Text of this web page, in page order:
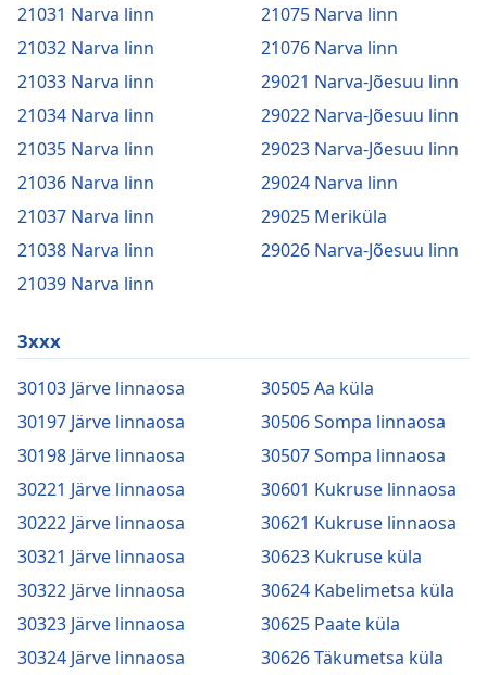
21031 Narva linn
21032 Narva linn
21033 Narva linn
21034 Narva linn
21035 Narva linn
21036 Narva linn
21037 Narva linn
21038 Narva linn
21039 Narva linn
21075 Narva linn
21076 Narva linn
29021 Narva-Jõesuu linn
29022 Narva-Jõesuu linn
29023 Narva-Jõesuu linn
29024 Narva linn
29025 Meriküla
29026 Narva-Jõesuu linn
3xxx
30103 Järve linnaosa
30197 Järve linnaosa
30198 Järve linnaosa
30221 Järve linnaosa
30222 Järve linnaosa
30321 Järve linnaosa
30322 Järve linnaosa
30323 Järve linnaosa
30324 Järve linnaosa
30505 Aa küla
30506 Sompa linnaosa
30507 Sompa linnaosa
30601 Kukruse linnaosa
30621 Kukruse linnaosa
30623 Kukruse küla
30624 Kabelimetsa küla
30625 Paate küla
30626 Täkumetsa küla